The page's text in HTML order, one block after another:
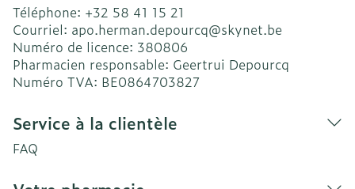
Téléphone: +32 58 41 15 21
Courriel: apo.herman.depourcq@skynet.be
Numéro de licence: 380806
Pharmacien responsable: Geertrui Depourcq
Numéro TVA: BE0864703827
Service à la clientèle
FAQ